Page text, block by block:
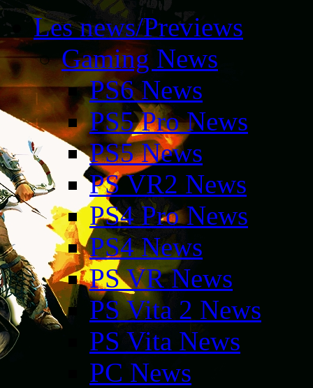
Les news/Previews
Gaming News
PS6 News
PS5 Pro News
PS5 News
PS VR2 News
PS4 Pro News
PS4 News
PS VR News
PS Vita 2 News
PS Vita News
PC News